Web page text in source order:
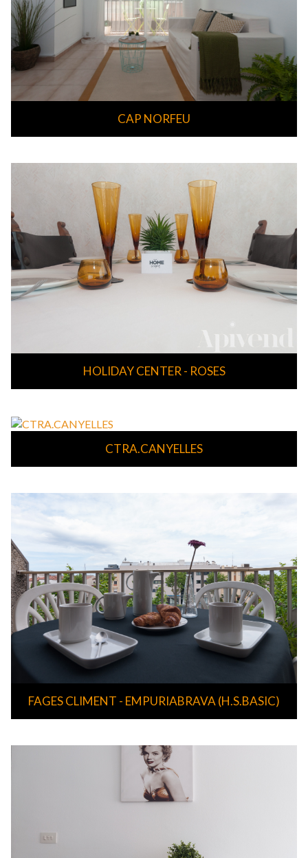
CAP NORFEU
HOLIDAY CENTER - ROSES
CTRA.CANYELLES
FAGES CLIMENT - EMPURIABRAVA (H.S.BASIC)